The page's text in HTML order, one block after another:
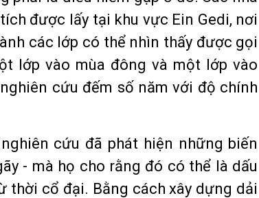
được lấy tại khu vực Ein Gedi, nơi
các lớp có thể nhìn thấy được gọi
lớp vào mùa đông và một lớp vào
cứu đếm số năm với độ chính
cứu đã phát hiện những biến
- mà họ cho rằng đó có thể là dấu
thời cổ đại. Bằng cách xây dựng dải